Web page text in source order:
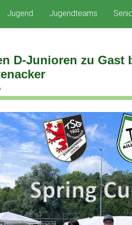
Jugend Jugendteams
D-Junioren zu Gast